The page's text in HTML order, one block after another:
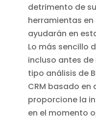
detrimento de
herramientas
ayudarán en
Lo más sencillo
incluso antes
tipo análisis de
CRM basado en
proporcione la
en el momento